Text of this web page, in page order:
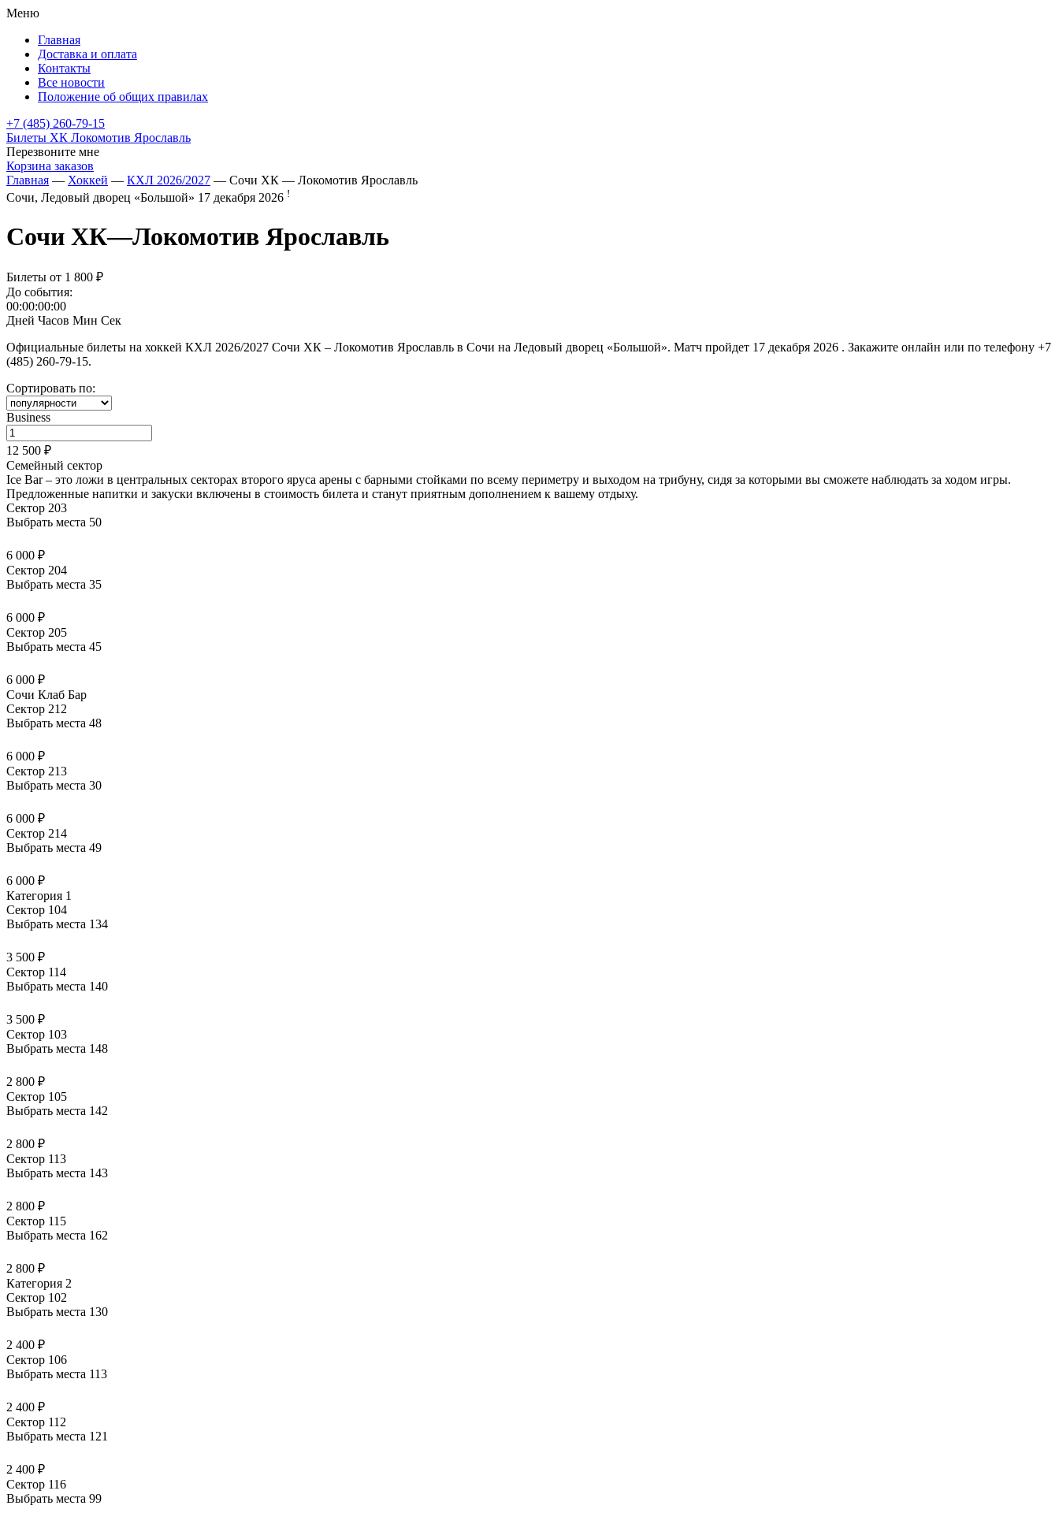
Меню
Главная
Доставка и оплата
Контакты
Все новости
Положение об общих правилах
+7 (485) 260-79-15
Билеты ХК Локомотив Ярославль
Перезвоните мне
Корзина заказов
Главная — Хоккей — КХЛ 2026/2027 — Сочи ХК — Локомотив Ярославль
Сочи, Ледовый дворец «Большой» 17 декабря 2026 !
Сочи ХК—Локомотив Ярославль
Билеты от 1 800 ₽
До события:
00:00:00:00
Дней Часов Мин Сек
Официальные билеты на хоккей КХЛ 2026/2027 Сочи ХК – Локомотив Ярославль в Сочи на Ледовый дворец «Большой». Матч пройдет 17 декабря 2026 . Закажите онлайн или по телефону +7
(485) 260-79-15.
Сортировать по:
Business
12 500 ₽
Семейный сектор
Ice Bar – это ложи в центральных секторах второго яруса арены с барными стойками по всему периметру и выходом на трибуну, сидя за которыми вы сможете наблюдать за ходом игры.
Предложенные напитки и закуски включены в стоимость билета и станут приятным дополнением к вашему отдыху.
Сектор 203
Выбрать места 50
6 000 ₽
Сектор 204
Выбрать места 35
6 000 ₽
Сектор 205
Выбрать места 45
6 000 ₽
Сочи Клаб Бар
Сектор 212
Выбрать места 48
6 000 ₽
Сектор 213
Выбрать места 30
6 000 ₽
Сектор 214
Выбрать места 49
6 000 ₽
Категория 1
Сектор 104
Выбрать места 134
3 500 ₽
Сектор 114
Выбрать места 140
3 500 ₽
Сектор 103
Выбрать места 148
2 800 ₽
Сектор 105
Выбрать места 142
2 800 ₽
Сектор 113
Выбрать места 143
2 800 ₽
Сектор 115
Выбрать места 162
2 800 ₽
Категория 2
Сектор 102
Выбрать места 130
2 400 ₽
Сектор 106
Выбрать места 113
2 400 ₽
Сектор 112
Выбрать места 121
2 400 ₽
Сектор 116
Выбрать места 99